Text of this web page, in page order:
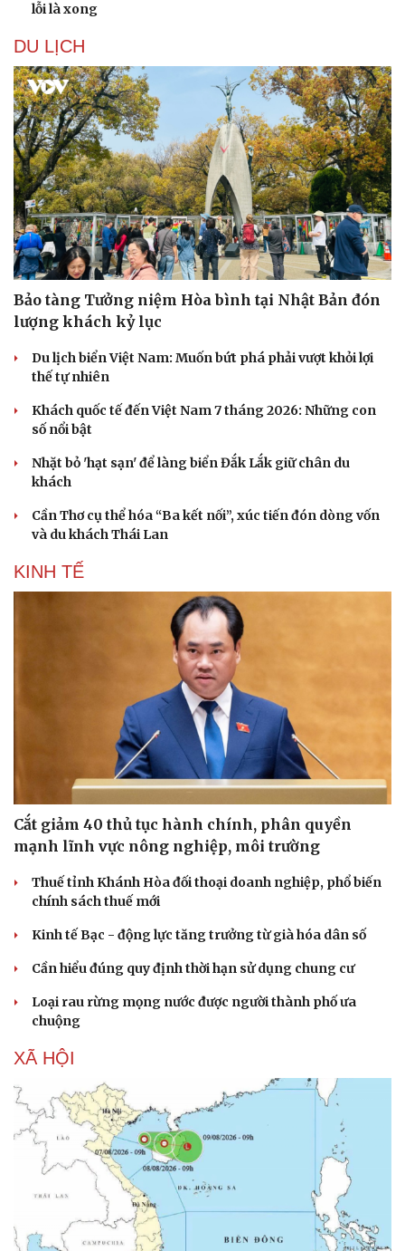
Sân khấu - Điện ảnh
Giải trí
Nghệ sĩ
Thời trang
Sao Việt
lỗi là xong
DU LỊCH
Bảo tàng Tưởng niệm Hòa bình tại Nhật Bản đón
lượng khách kỷ lục
Du lịch biển Việt Nam: Muốn bứt phá phải vượt khỏi lợi
thế tự nhiên
Khách quốc tế đến Việt Nam 7 tháng 2026: Những con
số nổi bật
Nhặt bỏ 'hạt sạn' để làng biển Đắk Lắk giữ chân du
khách
Cần Thơ cụ thể hóa “Ba kết nối”, xúc tiến đón dòng vốn
và du khách Thái Lan
KINH TẾ
Cắt giảm 40 thủ tục hành chính, phân quyền
mạnh lĩnh vực nông nghiệp, môi trường
Thuế tỉnh Khánh Hòa đối thoại doanh nghiệp, phổ biến
chính sách thuế mới
Kinh tế Bạc - động lực tăng trưởng từ già hóa dân số
Cần hiểu đúng quy định thời hạn sử dụng chung cư
Loại rau rừng mọng nước được người thành phố ưa
chuộng
XÃ HỘI